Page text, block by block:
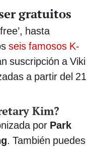
gratuitos
hasta
seis famosos K-
suscripción a Viki
a partir del 21
Kim?
por Park
. También puedes